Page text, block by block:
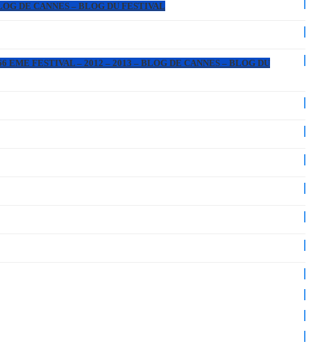
DE CANNES – BLOG DU FESTIVAL
FESTIVAL – 2012 – 2013 – BLOG DE CANNES – BLOG DU